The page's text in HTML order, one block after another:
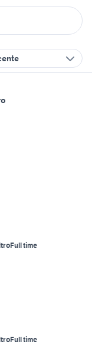
Full time
Full time